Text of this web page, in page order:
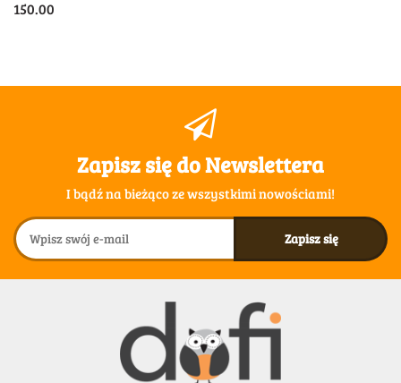
150.00
Zapisz się do Newslettera
I bądź na bieżąco ze wszystkimi nowościami!